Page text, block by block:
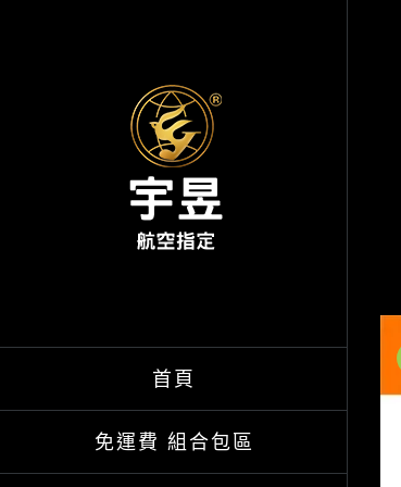
首頁
免運費 組合包區